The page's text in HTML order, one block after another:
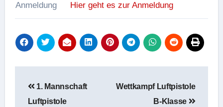
Anmeldung Hier geht es zur Anmeldung
1. Mannschaft
Luftpistole
Wettkampf Luftpistole
B-Klasse